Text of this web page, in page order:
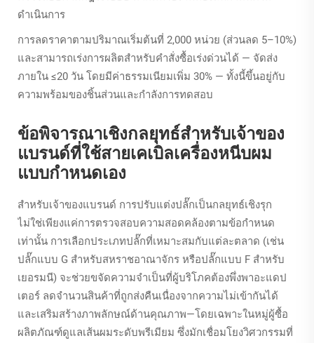
ดำเนินการ
การลดราคาตามปริมาณเริ่มต้นที่ 2,000 หน่วย (ส่วนลด 5–10%)
และสามารถเร่งการผลิตสำหรับคำสั่งซื้อเร่งด่วนได้ — จัดส่ง
ภายใน ≤20 วัน โดยมีค่าธรรมเนียมเพิ่ม 30% — ทั้งนี้ขึ้นอยู่กับ
ความพร้อมของชิ้นส่วนและกำลังการทดสอบ
ข้อพิจารณาเชิงกลยุทธ์สำหรับเจ้าของ
แบรนด์ที่ใช้สายเคเบิลเครื่องหนีบผม
แบบกำหนดเอง
สำหรับเจ้าของแบรนด์ การปรับแต่งปลั๊กเป็นกลยุทธ์เชิงรุก
ไม่ใช่เพียงแค่การตรวจสอบความสอดคล้องตามข้อกำหนด
เท่านั้น การเลือกประเภทปลั๊กที่เหมาะสมกับแต่ละตลาด (เช่น
ปลั๊กแบบ G สำหรับสหราชอาณาจักร หรือปลั๊กแบบ F สำหรับ
เยอรมนี) จะช่วยขจัดความจำเป็นที่ผู้บริโภคต้องพึ่งพาอะแดป
เตอร์ ลดจำนวนสินค้าที่ถูกส่งคืนเนื่องจากความไม่เข้ากันได้
และเสริมสร้างภาพลักษณ์ด้านคุณภาพ—โดยเฉพาะในหมู่ผู้ซื้อ
ผลิตภัณฑ์ดูแลเส้นผมระดับพรีเมียม ซึ่งมักเชื่อมโยงวิศวกรรมที่